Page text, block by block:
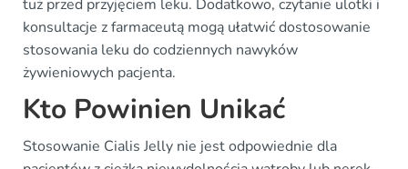
tuż przed przyjęciem leku. Dodatkowo, czytanie ulotki i
konsultacje z farmaceutą mogą ułatwić dostosowanie
stosowania leku do codziennych nawyków
żywieniowych pacjenta.
Kto Powinien Unikać
Stosowanie Cialis Jelly nie jest odpowiednie dla